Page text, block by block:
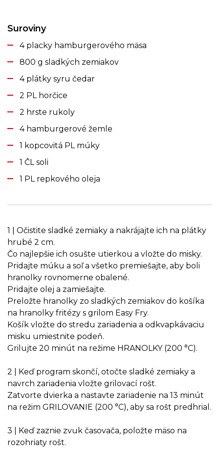
Suroviny
4 placky hamburgerového mäsa
800 g sladkých zemiakov
4 plátky syru čedar
2 PL horčice
2 hrste rukoly
4 hamburgerové žemle
1 kopcovitá PL múky
1 ČL soli
1 PL repkového oleja
1 | Očistite sladké zemiaky a nakrájajte ich na plátky
hrubé 2 cm.
Čo najlepšie ich osušte utierkou a vložte do misky.
Pridajte múku a soľ a všetko premiešajte, aby boli
hranolky rovnomerne obalené.
Pridajte olej a zamiešajte.
Preložte hranolky zo sladkých zemiakov do košíka
na hranolky fritézy s grilom Easy Fry.
Košík vložte do stredu zariadenia a odkvapkávaciu
misku umiestnite podeň.
Grilujte 20 minút na režime HRANOLKY (200 °C).
2 | Keď program skončí, otočte sladké zemiaky a
navrch zariadenia vložte grilovací rošt.
Zatvorte dvierka a nastavte zariadenie na 13 minút
na režim GRILOVANIE (200 °C), aby sa rošt predhrial.
3 | Keď zaznie zvuk časovača, položte mäso na
rozohriaty rošt.